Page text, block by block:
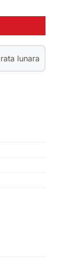
lunara